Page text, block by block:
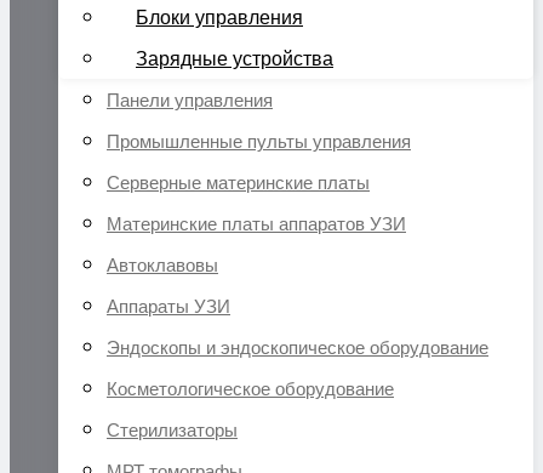
Блоки управления
Зарядные устройства
Панели управления
Промышленные пульты управления
Серверные материнские платы
Материнские платы аппаратов УЗИ
Автоклавовы
Аппараты УЗИ
Эндоскопы и эндоскопическое оборудование
Косметологическое оборудование
Стерилизаторы